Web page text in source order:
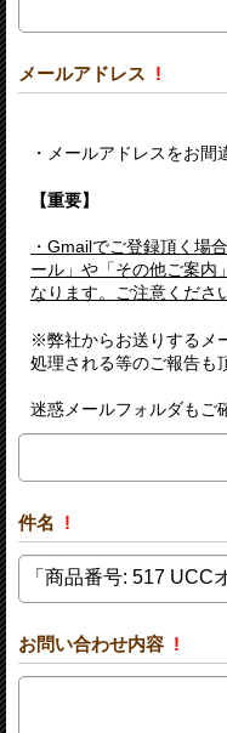
メールアドレス !
・メールアドレスをお間
【重要】
・Gmailでご登録頂く場
ール」や「その他ご案内
なります。ご注意くださ
※弊社からお送りするメ
処理される等のご報告も
迷惑メールフォルダもご
件名 !
お問い合わせ内容 !